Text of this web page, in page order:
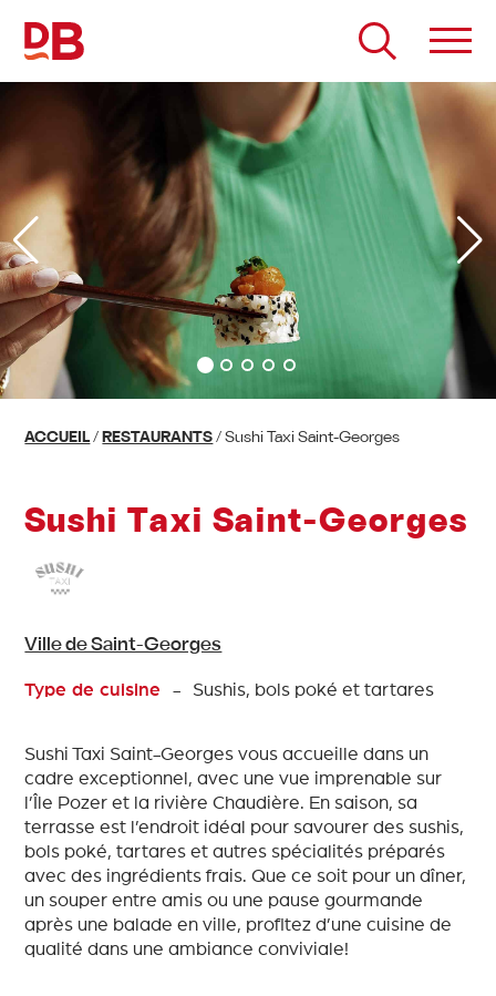
contenu
ACCUEIL / RESTAURANTS /Sushi Taxi Saint-Georges
Sushi Taxi Saint-Georges
Ville de Saint-Georges
Type de cuisine - Sushis, bols poké et tartares
Sushi Taxi Saint-Georges vous accueille dans un
cadre exceptionnel, avec une vue imprenable sur
l’Île Pozer et la rivière Chaudière. En saison, sa
terrasse est l’endroit idéal pour savourer des sushis,
bols poké, tartares et autres spécialités préparés
avec des ingrédients frais. Que ce soit pour un dîner,
un souper entre amis ou une pause gourmande
après une balade en ville, profitez d’une cuisine de
qualité dans une ambiance conviviale!